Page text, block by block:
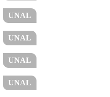
UNAL
UNAL
UNAL
UNAL